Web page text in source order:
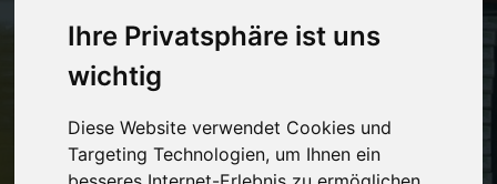
Ihre Privatsphäre ist uns
wichtig
Diese Website verwendet Cookies und
Targeting Technologien, um Ihnen ein
Retouren-
Management?